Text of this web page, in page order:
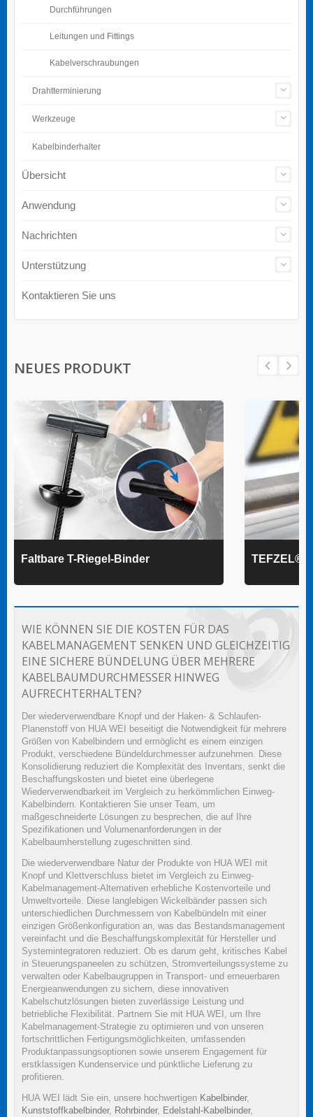
Durchführungen
Leitungen und Fittings
Kabelverschraubungen
Drahtterminierung
Werkzeuge
Kabelbinderhalter
Übersicht
Anwendung
Nachrichten
Unterstützung
Kontaktieren Sie uns
NEUES PRODUKT
Faltbare T-Riegel-Binder TEFZEL®
WIE KÖNNEN SIE DIE KOSTEN FÜR DAS
KABELMANAGEMENT SENKEN UND GLEICHZEITIG
EINE SICHERE BÜNDELUNG ÜBER MEHRERE
KABELBAUMDURCHMESSER HINWEG
AUFRECHTERHALTEN?
Der wiederverwendbare Knopf und der Haken- & Schlaufen-
Planenstoff von HUA WEI beseitigt die Notwendigkeit für mehrere
Größen von Kabelbindern und ermöglicht es einem einzigen
Produkt, verschiedene Bündeldurchmesser aufzunehmen. Diese
Konsolidierung reduziert die Komplexität des Inventars, senkt die
Beschaffungskosten und bietet eine überlegene
Wiederverwendbarkeit im Vergleich zu herkömmlichen Einweg-
Kabelbindern. Kontaktieren Sie unser Team, um
maßgeschneiderte Lösungen zu besprechen, die auf Ihre
Spezifikationen und Volumenanforderungen in der
Kabelbaumherstellung zugeschnitten sind.
Die wiederverwendbare Natur der Produkte von HUA WEI mit
Knopf und Klettverschluss bietet im Vergleich zu Einweg-
Kabelmanagement-Alternativen erhebliche Kostenvorteile und
Umweltvorteile. Diese langlebigen Wickelbänder passen sich
unterschiedlichen Durchmessern von Kabelbündeln mit einer
einzigen Größenkonfiguration an, was das Bestandsmanagement
vereinfacht und die Beschaffungskomplexität für Hersteller und
Systemintegratoren reduziert. Ob es darum geht, kritisches Kabel
in Steuerungspaneelen zu schützen, Stromverteilungssysteme zu
verwalten oder Kabelbaugruppen in Transport- und erneuerbaren
Energieanwendungen zu sichern, diese innovativen
Kabelschutzlösungen bieten zuverlässige Leistung und
betriebliche Flexibilität. Partnern Sie mit HUA WEI, um Ihre
Kabelmanagement-Strategie zu optimieren und von unseren
fortschrittlichen Fertigungsmöglichkeiten, umfassenden
Produktanpassungsoptionen sowie unserem Engagement für
erstklassigen Kundenservice und pünktliche Lieferung zu
profitieren.
HUA WEI lädt Sie ein, unsere hochwertigen Kabelbinder,
Kunststoffkabelbinder, Rohrbinder, Edelstahl-Kabelbinder,